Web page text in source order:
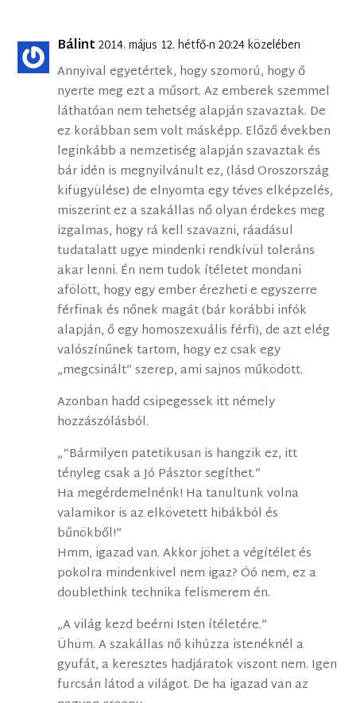
Bálint2014. május 12. hétfő-n 20:24 közelében
Annyival egyetértek, hogy szomorú, hogy ő
nyerte meg ezt a műsort. Az emberek szemmel
láthatóan nem tehetség alapján szavaztak. De
ez korábban sem volt másképp. Előző években
leginkább a nemzetiség alapján szavaztak és
bár idén is megnyilvánult ez, (lásd Oroszország
kifügyülése) de elnyomta egy téves elképzelés,
miszerint ez a szakállas nő olyan érdekes meg
izgalmas, hogy rá kell szavazni, ráadásul
tudatalatt ugye mindenki rendkívül toleráns
akar lenni. Én nem tudok ítéletet mondani
afölött, hogy egy ember érezheti e egyszerre
férfinak és nőnek magát (bár korábbi infók
alapján, ő egy homoszexuális férfi), de azt elég
valószínűnek tartom, hogy ez csak egy
„megcsinált” szerep, ami sajnos működött.
Azonban hadd csipegessek itt némely
hozzászólásból.
„“Bármilyen patetikusan is hangzik ez, itt
tényleg csak a Jó Pásztor segíthet.”
Ha megérdemelnénk! Ha tanultunk volna
valamikor is az elkövetett hibákból és
bűnökből!”
Hmm, igazad van. Akkor jöhet a végítélet és
pokolra mindenkivel nem igaz? Óó nem, ez a
doublethink technika felismerem én.
„A világ kezd beérni Isten ítéletére.”
Ühüm. A szakállas nő kihúzza istenéknél a
gyufát, a keresztes hadjáratok viszont nem. Igen
furcsán látod a világot. De ha igazad van az